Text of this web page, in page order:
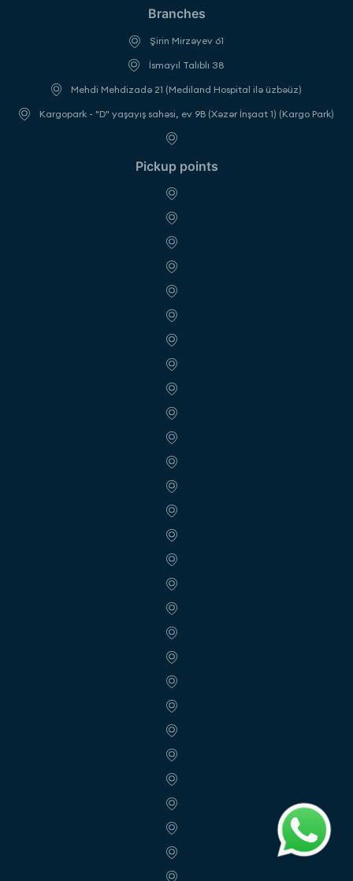
Branches
Şirin Mirzəyev 61
İsmayıl Talıblı 38
Mehdi Mehdizadə 21 (Mediland Hospital ilə üzbəüz)
Kargopark - "D" yaşayış sahəsi, ev 9B (Xəzər İnşaat 1) (Kargo Park)
Pickup points